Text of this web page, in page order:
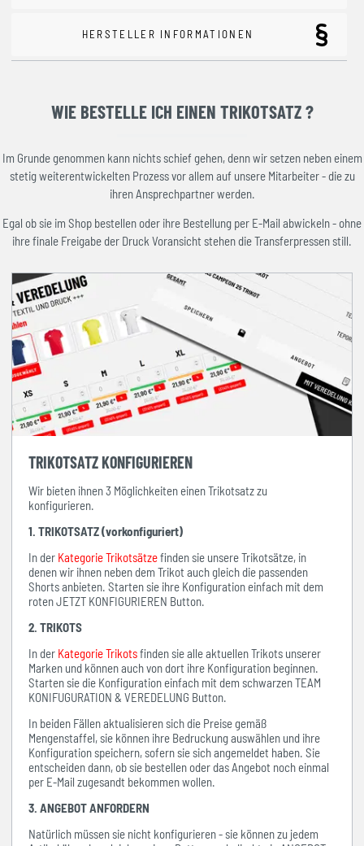
HERSTELLER INFORMATIONEN
WIE BESTELLE ICH EINEN TRIKOTSATZ ?
Im Grunde genommen kann nichts schief gehen, denn wir setzen neben einem
stetig weiterentwickelten Prozess vor allem auf unsere Mitarbeiter - die zu
ihren Ansprechpartner werden.
Egal ob sie im Shop bestellen oder ihre Bestellung per E-Mail abwickeln - ohne
ihre finale Freigabe der Druck Voransicht stehen die Transferpressen still.
TRIKOTSATZ KONFIGURIEREN
Wir bieten ihnen 3 Möglichkeiten einen Trikotsatz zu
konfigurieren.
1. TRIKOTSATZ (vorkonfiguriert)
In der Kategorie Trikotsätzefinden sie unsere Trikotsätze, in
denen wir ihnen neben dem Trikot auch gleich die passenden
Shorts anbieten. Starten sie ihre Konfiguration einfach mit dem
roten JETZT KONFIGURIEREN Button.
2. TRIKOTS
In der Kategorie Trikotsfinden sie alle aktuellen Trikots unserer
Marken und können auch von dort ihre Konfiguration beginnen.
Starten sie die Konfiguration einfach mit dem schwarzen TEAM
KONIFUGURATION & VEREDELUNG Button.
In beiden Fällen aktualisieren sich die Preise gemäß
Mengenstaffel, sie können ihre Bedruckung auswählen und ihre
Konfiguration speichern, sofern sie sich angemeldet haben. Sie
entscheiden dann, ob sie bestellen oder das Angebot noch einmal
per E-Mail zugesandt bekommen wollen.
3. ANGEBOT ANFORDERN
Natürlich müssen sie nicht konfigurieren - sie können zu jedem